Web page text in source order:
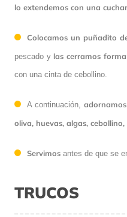
lo extendemos con una
Colocamos un puñadito
pescado y las cerramos
con una cinta de cebollino.
A continuación,
oliva, huevas, algas,
Servimos antes de que se
TRUCOS